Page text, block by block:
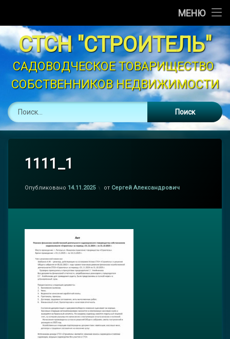
МЕНЮ
Новости
Объявления
График Полива
Устав
Законодательство
Перейти
к
содержимому
СТСН "СТРОИТЕЛЬ"
САДОВОДЧЕСКОЕ ТОВАРИЩЕСТВО
СОБСТВЕННИКОВ НЕДВИЖИМОСТИ
1111_1
Опубликовано 14.11.2025 от Сергей Александрович